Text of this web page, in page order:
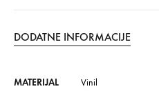
DODATNE INFORMACIJE
MATERIJAL Vinil